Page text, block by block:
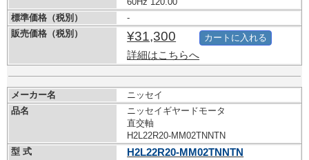
標準価格（税別）
-
販売価格（税別）
¥31,300
詳細はこちらへ
カートに入れる
メーカー名
ニッセイ
品名
ニッセイギヤードモータ
直交軸
H2L22R20-MM02TNNTN
型 式
H2L22R20-MM02TNNTN